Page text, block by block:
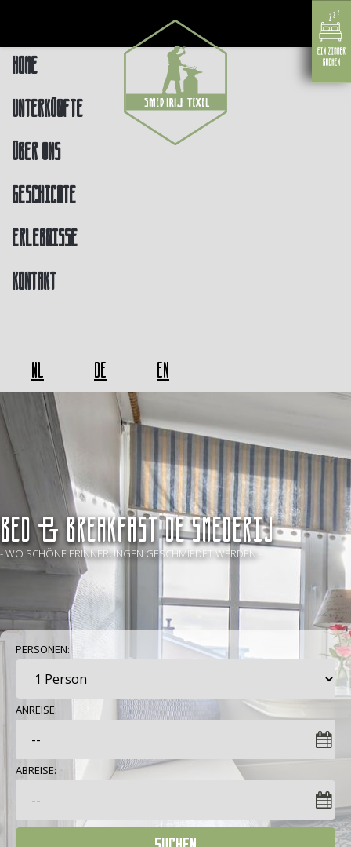
Home
Unterkünfte
Über uns
Geschichte
Erlebnisse
Kontakt
NL DE EN
BED & BREAKFAST De Smederij
- WO SCHÖNE ERINNERUNGEN GESCHMIEDET WERDEN -
PERSONEN:
ANREISE:
ABREISE: